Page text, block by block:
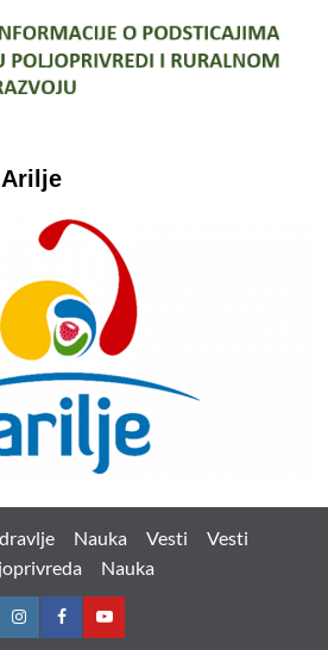
Nauka Vesti
Vesti
Nauka
InstagramFacebookYoutube